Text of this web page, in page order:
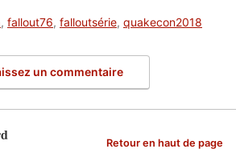
, fallout76, falloutsérie, quakecon2018
un commentaire
Retour en haut de page